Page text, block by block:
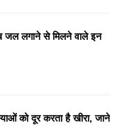
जल लगाने से मिलने वाले इन
को दूर करता है खीरा, जाने